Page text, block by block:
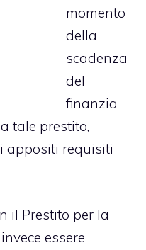
momento
della
scadenza
del
finanzia
tale prestito,
appositi requisiti
il Prestito per la
essere